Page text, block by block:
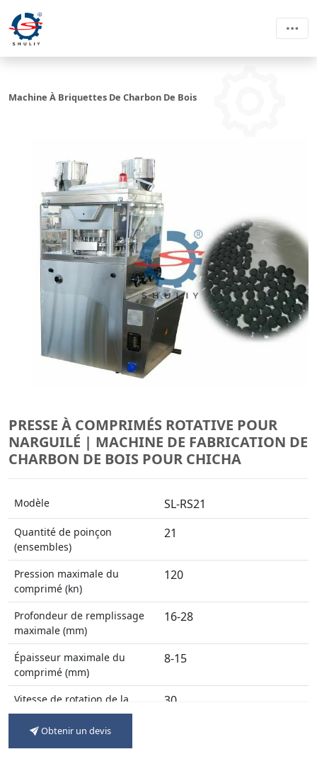
Machine À Briquettes De Charbon De Bois
PRESSE À COMPRIMÉS ROTATIVE POUR
NARGUILÉ | MACHINE DE FABRICATION DE
CHARBON DE BOIS POUR CHICHA
Modèle SL-RS21
Quantité de poinçon
(ensembles)
21
Pression maximale du
comprimé (kn)
120
Profondeur de remplissage
maximale (mm)
16-28
Épaisseur maximale du
comprimé (mm)
8-15
Vitesse de rotation de la
tourelle (r/min)
30
Obtenir un devis